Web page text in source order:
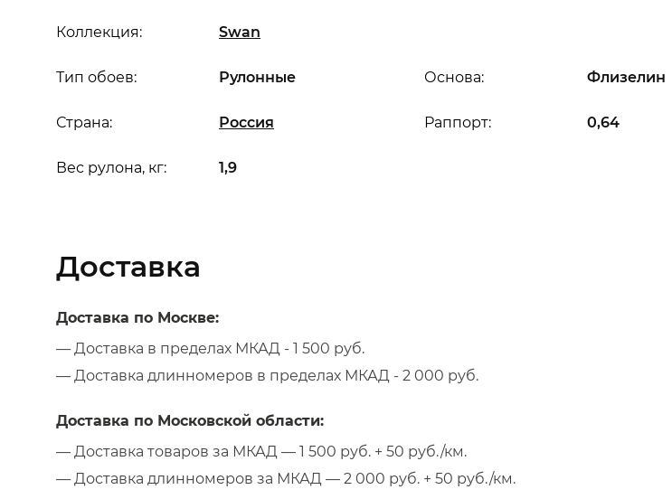
Коллекция: Swan
Вес рулона, кг: 1,9
Раппорт: 0,64
Основа: Флизелин
Страна: Россия
Тип обоев: Рулонные
Доставка
Доставка по Москве:
— Доставка в пределах МКАД - 1 500 руб.
— Доставка длинномеров в пределах МКАД - 2 000 руб.
Доставка по Московской области:
— Доставка товаров за МКАД — 1 500 руб. + 50 руб./км.
— Доставка длинномеров за МКАД — 2 000 руб. + 50 руб./км.